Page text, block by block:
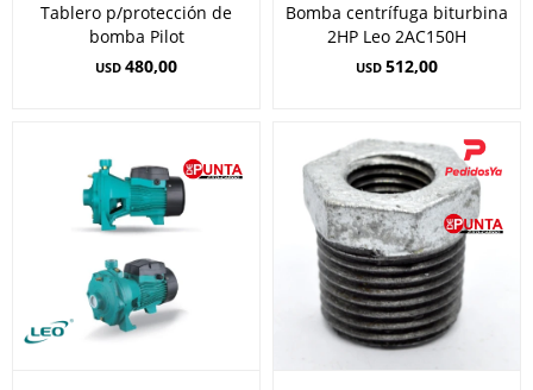
Tablero p/protección de
bomba Pilot
USD 480,00
Bomba centrífuga biturbina
2HP Leo 2AC150H
USD 512,00